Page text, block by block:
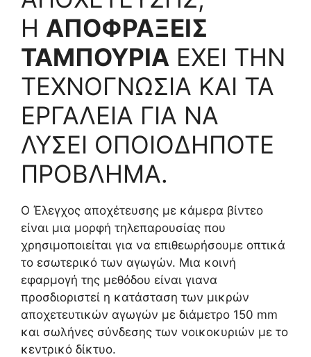
Η ΑΠΟΦΡΑΞΕΙΣ
ΤΑΜΠΟΥΡΙΑ ΕΧΕΙ ΤΗΝ
ΤΕΧΝΟΓΝΩΣΙΑ ΚΑΙ ΤΑ
ΕΡΓΑΛΕΙΑ ΓΙΑ ΝΑ
ΛΥΣΕΙ ΟΠΟΙΟΔΗΠΟΤΕ
ΠΡΟΒΛΗΜΑ.
Ο Έλεγχος αποχέτευσης με κάμερα βίντεο
είναι μια μορφή τηλεπαρουσίας που
χρησιμοποιείται για να επιθεωρήσουμε οπτικά
το εσωτερικό των αγωγών. Μια κοινή
εφαρμογή της μεθόδου είναι γιανα
προσδιοριστεί η κατάσταση των μικρών
αποχετευτικών αγωγών με διάμετρο 150 mm
και σωλήνες σύνδεσης των νοικοκυριών με το
κεντρικό δίκτυο.